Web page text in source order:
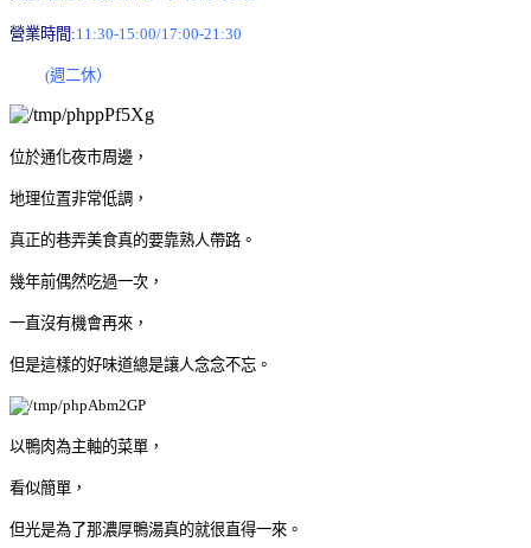
營業時間:11:30-15:00/17:00-21:30
(週二休）
位於通化夜市周邊，
地理位置非常低調，
真正的巷弄美食真的要靠熟人帶路。
幾年前偶然吃過一次，
一直沒有機會再來，
但是這樣的好味道總是讓人念念不忘。
以鴨肉為主軸的菜單，
看似簡單，
但光是為了那濃厚鴨湯真的就很直得一來。